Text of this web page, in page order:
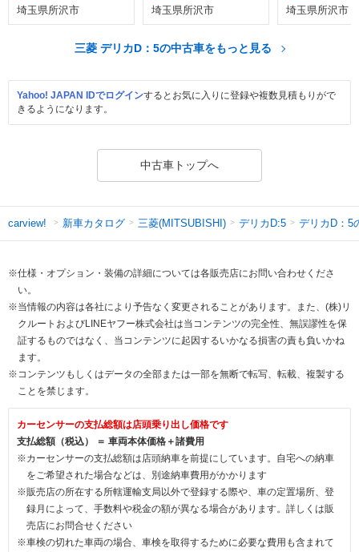
埼玉県所沢市 埼玉県所沢市 埼玉県所沢市
三菱 デリカD：5の中古車をもっと見る
Yahoo! JAPAN IDでログインするとお気に入りに登録や複数見積もりがで
きるようになります。
中古車トップへ
carview! 新車カタログ 三菱(MITSUBISHI) デリカD:5 デリカD：5
※仕様・オプション・装備の詳細については各販売店にお問い合わせくださ
い。
※当情報の内容は各社により予告なく変更されることがあります。また、(株)リ
クルートおよびLINEヤフー株式会社は当コンテンツの完全性、無誤謬性を保
証するものではなく、当コンテンツに起因するいかなる損害の責も負いかね
ます。
※コンテンツもしくはデータの全部または一部を無断で転写、転載、複製する
ことを禁じます。
カーセンサーの支払総額は店頭乗り出し価格です
支払総額（税込） ＝ 車両本体価格＋諸費用
※カーセンサーの支払総額は店頭納車を前提にしています。自宅への納車
をご希望された場合などは、別途納車費用がかかります
※販売店の所在する所轄運輸支局以外で登録する際や、車の定置場所、登
録月によって、手数料や税金の額が異なる場合があります。詳しくは販
売店にお問合せください
※車検の切れた車両の場合、車検を取得するために必要な費用も含まれて